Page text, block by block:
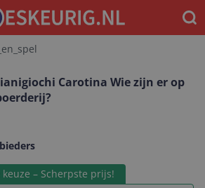
Carotina Wie zijn er op
– Scherpste prijs!